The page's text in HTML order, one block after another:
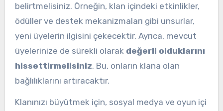
belirtmelisiniz. Örneğin, klan içindeki etkinlikler,
ödüller ve destek mekanizmaları gibi unsurlar,
yeni üyelerin ilgisini çekecektir. Ayrıca, mevcut
üyelerinize de sürekli olarak değerli olduklarını
hissettirmelisiniz. Bu, onların klana olan
bağlılıklarını artıracaktır.
Klanınızı büyütmek için, sosyal medya ve oyun içi